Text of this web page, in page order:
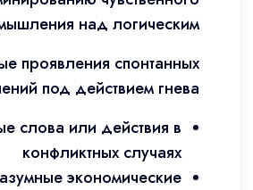
над логическим.
проявления спонтанных
под действием гнева:
слова или действия в
конфликтных случаях
экономические